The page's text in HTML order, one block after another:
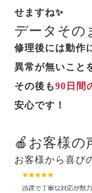
せますね✨
データその
修理後には動作
異常が無いこと
その後も90日間
安心です！
🍎お客様の
お客様から喜び